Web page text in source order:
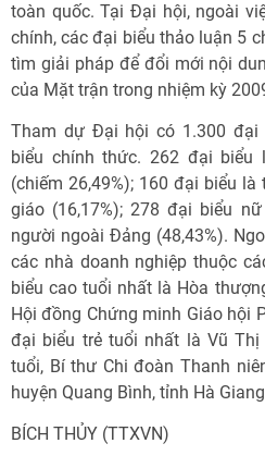
toàn quốc. Tại Đại hội, ngoài
chính, các đại biểu thảo luận 5
tìm giải pháp để đổi mới nội
của Mặt trận trong nhiệm kỳ
Tham dự Đại hội có 1.300 đại
biểu chính thức. 262 đại
(chiếm 26,49%); 160 đại biểu
giáo (16,17%); 278 đại biểu
người ngoài Đảng (48,43%).
các nhà doanh nghiệp thuộc
biểu cao tuổi nhất là Hòa
Hội đồng Chứng minh Giáo hội
đại biểu trẻ tuổi nhất là Vũ Thị
tuổi, Bí thư Chi đoàn Thanh
huyện Quang Bình, tỉnh Hà
BÍCH THỦY (TTXVN)